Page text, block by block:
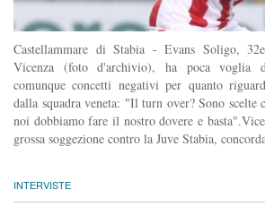
Castellammare di Stabia - Evans Soligo,
Vicenza (foto d'archivio), ha poca voglia
comunque concetti negativi per quanto
dalla squadra veneta: "Il turn over? Sono scelte
noi dobbiamo fare il nostro dovere e
grossa soggezione contro la Juve Stabia,
INTERVISTE